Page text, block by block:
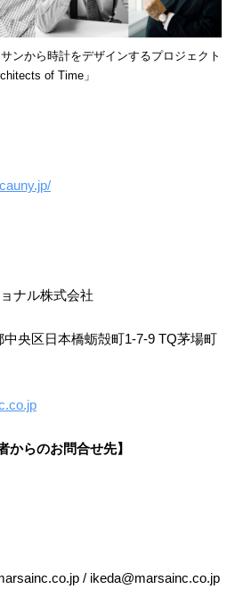
ンから時計をデザインするプロジェクト
of Time」
ナル株式会社
中央区日本橋蛎殻町1-7-9 TQ茅場町
からのお問合せ先】
/ ikeda@marsainc.co.jp